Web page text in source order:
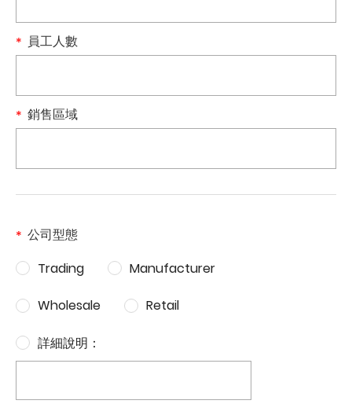
員工人數
銷售區域
公司型態
Trading
Manufacturer
Wholesale Retail
詳細說明：